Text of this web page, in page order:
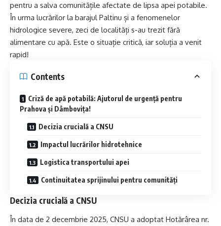
pentru a salva comunitățile afectate de lipsa apei potabile.
În urma lucrărilor la barajul Paltinu și a fenomenelor
hidrologice severe, zeci de localități s-au trezit fără
alimentare cu apă. Este o situație critică, iar soluția a venit
rapid!
Contents
Criză de apă potabilă: Ajutorul de urgență pentru
Prahova și Dâmbovița!
Decizia crucială a CNSU
Impactul lucrărilor hidrotehnice
Logistica transportului apei
Continuitatea sprijinului pentru comunități
Decizia crucială a CNSU
În data de 2 decembrie 2025, CNSU a adoptat Hotărârea nr.